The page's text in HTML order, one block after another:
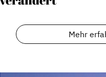
Mehr